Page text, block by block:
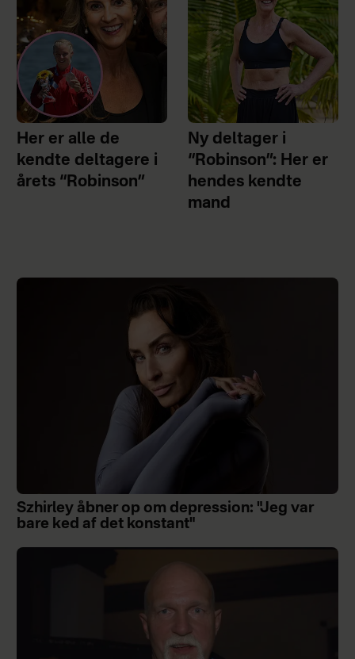
Her er alle de
kendte deltagere i
årets “Robinson”
Ny deltager i
“Robinson”: Her er
hendes kendte
mand
Szhirley åbner op om depression: "Jeg var
bare ked af det konstant"